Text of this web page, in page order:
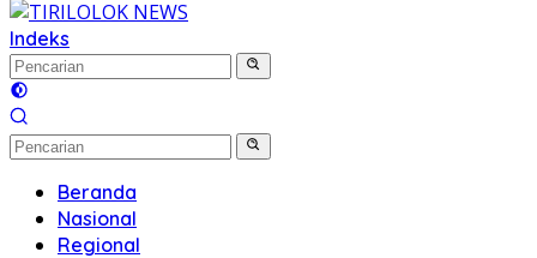
Indeks
Beranda
Nasional
Regional